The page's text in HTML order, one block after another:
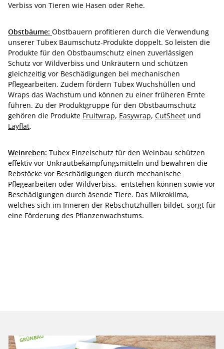
Verbiss von Tieren wie Hasen oder Rehe.
Obstbäume: Obstbauern profitieren durch die Verwendung
unserer Tubex Baumschutz-Produkte doppelt. So leisten die
Produkte für den Obstbaumschutz einen zuverlässigen
Schutz vor Wildverbiss und Unkräutern und schützen
gleichzeitig vor Beschädigungen bei mechanischen
Pflegearbeiten. Zudem fördern Tubex Wuchshüllen und
Wraps das Wachstum und können zu einer früheren Ernte
führen. Zu der Produktgruppe für den Obstbaumschutz
gehören die Produkte Fruitwrap, Easywrap, CutSheet und
Layflat.
Weinreben: Tubex EInzelschutz für den Weinbau schützen
effektiv vor Unkrautbekämpfungsmitteln und bewahren die
Rebstöcke vor Beschädigungen durch mechanische
Pflegearbeiten oder Wildverbiss. entstehen können sowie vor
Beschädigungen durch äsende Tiere. Das Mikroklima,
welches sich im Inneren der Rebschutzhüllen bildet, sorgt für
eine Förderung des Pflanzenwachstums.